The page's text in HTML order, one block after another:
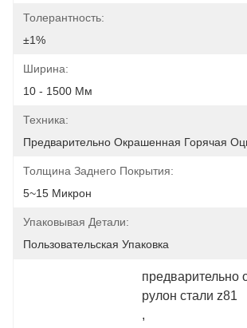
Толерантность:
±1%
Ширина:
10 - 1500 Мм
Техника:
Предварительно Окрашенная Горячая
Толщина Заднего Покрытия:
5~15 Микрон
Упаковывая Детали:
Пользовательская Упаковка
предварительно
рулон стали z81
,